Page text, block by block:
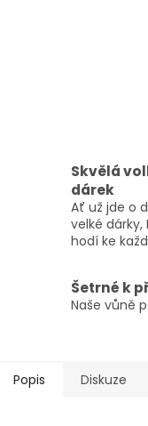
Skvělá
dárek
Ať už jde o
velké dárky,
hodí ke
Šetrné k
Naše vůně
Popis Diskuze